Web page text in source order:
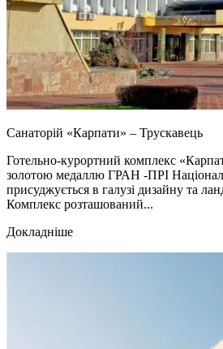
Санаторій «Карпати» – Трускавець
Готельно-курортний комплекс
золотою медаллю ГРАН -ПРІ
присуджується в галузі дизайну та
Комплекс розташований...
Докладніше